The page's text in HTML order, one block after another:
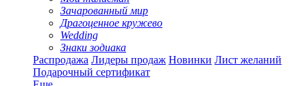
Зачарованный мир
Драгоценное кружево
Wedding
Знаки зодиака
Распродажа Лидеры продаж Новинки Лист желаний
Подарочный сертификат